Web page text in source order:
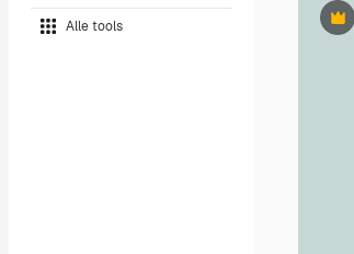
Alle tools